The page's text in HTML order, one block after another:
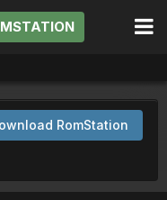
RomStation